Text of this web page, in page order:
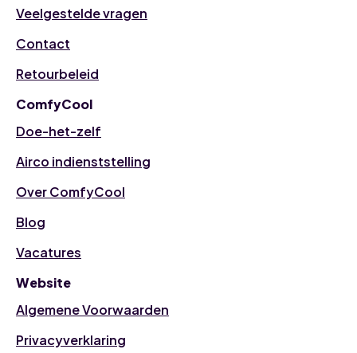
Veelgestelde vragen
Contact
Retourbeleid
ComfyCool
Doe-het-zelf
Airco indienststelling
Over ComfyCool
Blog
Vacatures
Website
Algemene Voorwaarden
Privacyverklaring